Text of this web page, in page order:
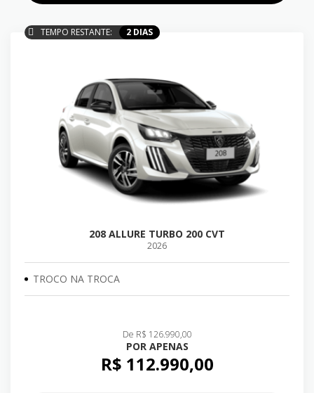
TEMPO RESTANTE: 2 DIAS
208 ALLURE TURBO 200 CVT
2026
TROCO NA TROCA
De R$ 126.990,00
POR APENAS
R$ 112.990,00